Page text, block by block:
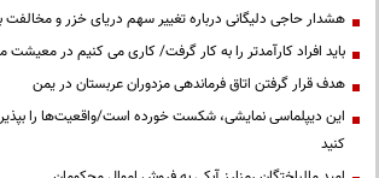
هشدار حاجی دلیگانی درباره تغییر سهم دریای خزر و مخالفت با
باید افراد کارآمدتر را به کار گرفت/ کاری می کنیم در
هدف قرار گرفتن اتاق‌ فرماندهی مزدوران عربستان در یمن
این دیپلماسی نمایشی، شکست خورده است/واقعیت‌ها را
کنید